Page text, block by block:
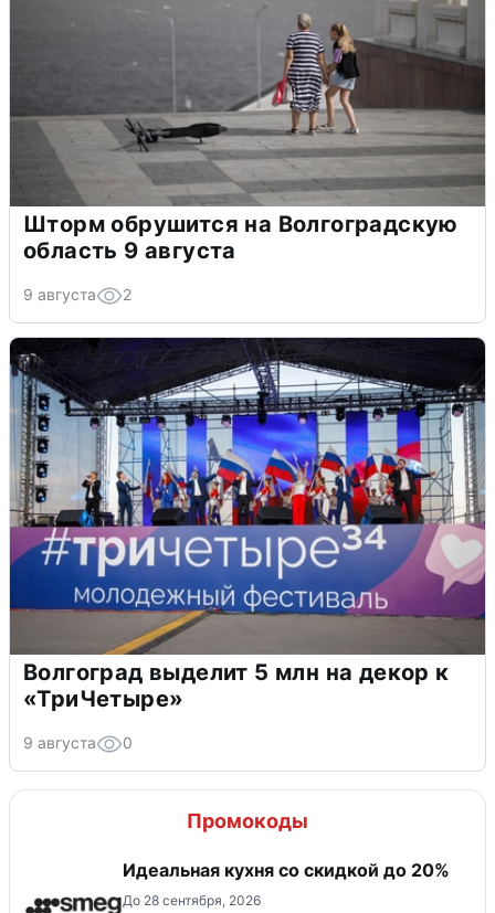
Шторм обрушится на Волгоградскую
область 9 августа
9 августа 2
Волгоград выделит 5 млн на декор к
«ТриЧетыре»
9 августа 0
Промокоды
Идеальная кухня со скидкой до 20%
До 28 сентября, 2026